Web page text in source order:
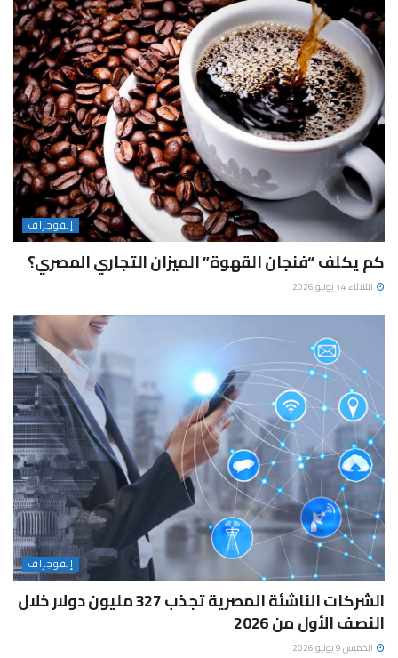
إنفوجراف
كم يكلف “فنجان القهوة” الميزان التجاري المصري؟
الثلاثاء 14 يوليو 2026
إنفوجراف
الشركات الناشئة المصرية تجذب 327 مليون دولار خلال
النصف الأول من 2026
الخميس 9 يوليو 2026